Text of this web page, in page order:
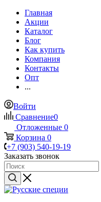
Главная
Акции
Каталог
Блог
Как купить
Компания
Контакты
Опт
...
Войти
Сравнение0
Отложенные 0
Корзина 0
+7 (903) 540-19-19
Заказать звонок